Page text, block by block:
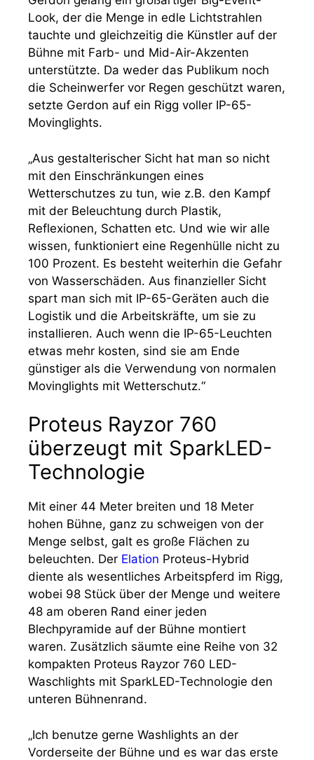
Look, der die Menge in edle Lichtstrahlen
tauchte und gleichzeitig die Künstler auf der
Bühne mit Farb- und Mid-Air-Akzenten
unterstützte. Da weder das Publikum noch
die Scheinwerfer vor Regen geschützt waren,
setzte Gerdon auf ein Rigg voller IP-65-
Movinglights.
„Aus gestalterischer Sicht hat man so nicht
mit den Einschränkungen eines
Wetterschutzes zu tun, wie z.B. den Kampf
mit der Beleuchtung durch Plastik,
Reflexionen, Schatten etc. Und wie wir alle
wissen, funktioniert eine Regenhülle nicht zu
100 Prozent. Es besteht weiterhin die Gefahr
von Wasserschäden. Aus finanzieller Sicht
spart man sich mit IP-65-Geräten auch die
Logistik und die Arbeitskräfte, um sie zu
installieren. Auch wenn die IP-65-Leuchten
etwas mehr kosten, sind sie am Ende
günstiger als die Verwendung von normalen
Movinglights mit Wetterschutz.“
Proteus Rayzor 760
überzeugt mit SparkLED-
Technologie
Mit einer 44 Meter breiten und 18 Meter
hohen Bühne, ganz zu schweigen von der
Menge selbst, galt es große Flächen zu
beleuchten. Der Elation Proteus-Hybrid
diente als wesentliches Arbeitspferd im Rigg,
wobei 98 Stück über der Menge und weitere
48 am oberen Rand einer jeden
Blechpyramide auf der Bühne montiert
waren. Zusätzlich säumte eine Reihe von 32
kompakten Proteus Rayzor 760 LED-
Waschlights mit SparkLED-Technologie den
unteren Bühnenrand.
„Ich benutze gerne Washlights an der
Vorderseite der Bühne und es war das erste